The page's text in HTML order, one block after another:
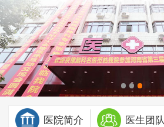
医院简介 医生团队